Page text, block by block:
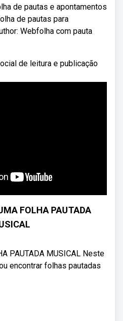
de pautas e apontamentos
de pautas para
Webfolha com pauta
de leitura e publicação
FOLHA PAUTADA
PAUTADA MUSICAL Neste
encontrar folhas pautadas